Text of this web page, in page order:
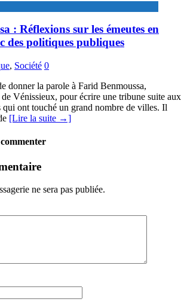
: Réflexions sur les émeutes en
des politiques publiques
, Société 0
donner la parole à Farid Benmoussa,
Vénissieux, pour écrire une tribune suite aux
qui ont touché un grand nombre de villes. Il
[Lire la suite →]
ne sera pas publiée.